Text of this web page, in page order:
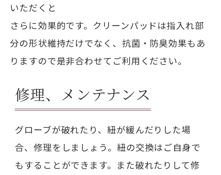
いただくと
さらに効果的です。クリーンパッドは指入れ部
分の形状維持だけでなく、抗菌・防臭効果もあ
りますので是非合わせてご利用ください。
修理、メンテナンス
グローブが破れたり、紐が緩んだりした場
合、修理をしましょう。紐の交換はご自身で
もすることができます。また破れたりして修